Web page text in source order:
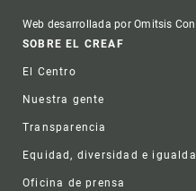
Web desarrollada por Omitsis
Footer
SOBRE EL CREAF
El Centro
Nuestra gente
Transparencia
Equidad, diversidad e
Oficina de prensa